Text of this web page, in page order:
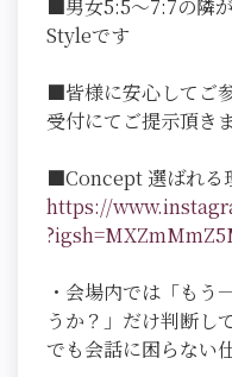
■男女5:5～7:7の隣
Styleです
■皆様に安心してご
受付にてご提示頂き
■Concept 選ばれる
https://
・会場内では「もう
うか？」だけ判断し
でも会話に困らない